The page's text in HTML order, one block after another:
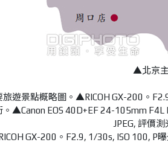
▲北京
GX-200。F2.9, 1/30s, ISO 100, P